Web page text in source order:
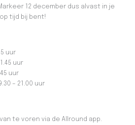
12 december dus alvast in je
tijd bij bent!
uur
uur
uur
– 21.00 uur
te voren via de Allround app.